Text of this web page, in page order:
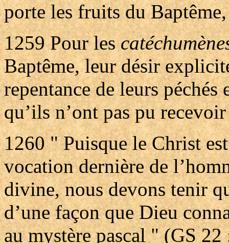
porte les fruits du Baptême,
1259 Pour les
Baptême, leur désir
repentance de leurs
qu’ils n’ont pas pu
1260 " Puisque le Christ
vocation dernière de
divine, nous devons tenir
d’une façon que Dieu
au mystère pascal " (GS